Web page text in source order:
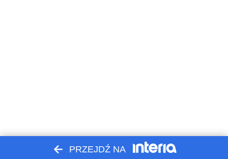
PRZEJDŹ NA